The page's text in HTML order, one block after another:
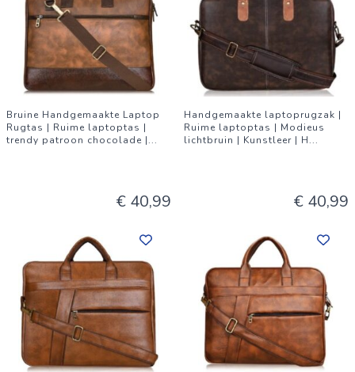
Bruine Handgemaakte Laptop
Rugtas | Ruime laptoptas |
trendy patroon chocolade |...
€ 40,99
Handgemaakte laptoprugzak |
Ruime laptoptas | Modieus
lichtbruin | Kunstleer | H...
€ 40,99